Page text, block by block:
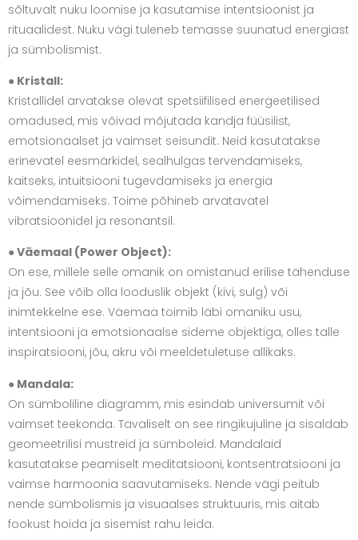
sõltuvalt nuku loomise ja kasutamise intentsioonist ja
rituaalidest. Nuku vägi tuleneb temasse suunatud energiast
ja sümbolismist.
● Kristall:
Kristallidel arvatakse olevat spetsiifilised energeetilised
omadused, mis võivad mõjutada kandja füüsilist,
emotsionaalset ja vaimset seisundit. Neid kasutatakse
erinevatel eesmärkidel, sealhulgas tervendamiseks,
kaitseks, intuitsiooni tugevdamiseks ja energia
võimendamiseks. Toime põhineb arvatavatel
vibratsioonidel ja resonantsil.
● Väemaal (Power Object):
On ese, millele selle omanik on omistanud erilise tähenduse
ja jõu. See võib olla looduslik objekt (kivi, sulg) või
inimtekkelne ese. Väemaa toimib läbi omaniku usu,
intentsiooni ja emotsionaalse sideme objektiga, olles talle
inspiratsiooni, jõu, akru või meeldetuletuse allikaks.
● Mandala:
On sümboliline diagramm, mis esindab universumit või
vaimset teekonda. Tavaliselt on see ringikujuline ja sisaldab
geomeetrilisi mustreid ja sümboleid. Mandalaid
kasutatakse peamiselt meditatsiooni, kontsentratsiooni ja
vaimse harmoonia saavutamiseks. Nende vägi peitub
nende sümbolismis ja visuaalses struktuuris, mis aitab
fookust hoida ja sisemist rahu leida.